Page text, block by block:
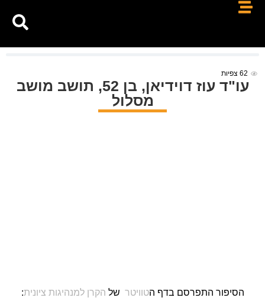
62צפיות
עו"ד עוז דוידיאן, בן 52, תושב מושב
מסלול
הסיפור התפרסם בדף הטוויטר של הקרן למנהיגות ציונית: